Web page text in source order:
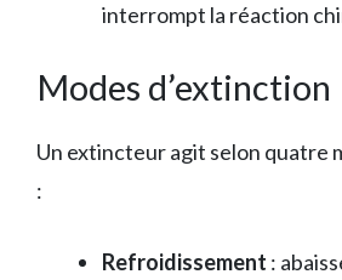
interrompt la réaction
Modes d’extinction
Un extincteur agit selon quatre
:
Refroidissement :